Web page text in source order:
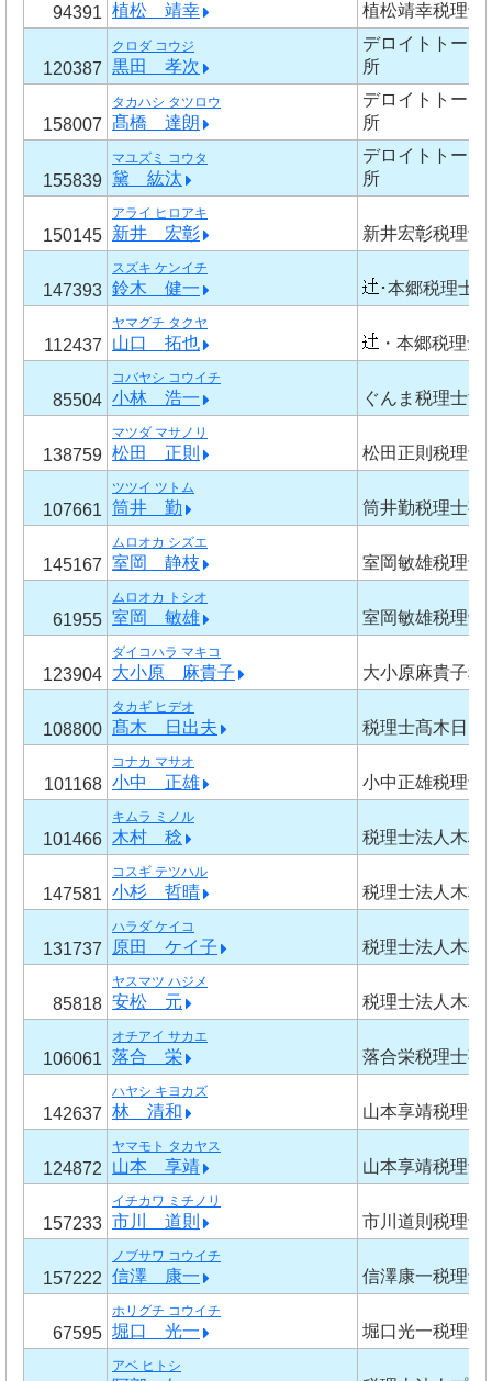
94391 植松 靖幸 植松靖幸税理士
120387
クロダ コウジ
黒田 孝次
デロイトトー
所
158007
タカハシ タツロウ
髙橋 達朗
デロイトトー
所
155839
マユズミ コウタ
黛 紘汰
デロイトトー
所
150145
アライ ヒロアキ
新井 宏彰 新井宏彰税理士
147393
スズキ ケンイチ
鈴木 健一 ･本郷税理士
112437
ヤマグチ タクヤ
山口 拓也 ・本郷税理
85504
コバヤシ コウイチ
小林 浩一 ぐんま税理士法
138759
マツダ マサノリ
松田 正則 松田正則税理士
107661
ツツイ ツトム
筒井 勤 筒井勤税理士事
145167
ムロオカ シズエ
室岡 静枝 室岡敏雄税理士
61955
ムロオカ トシオ
室岡 敏雄 室岡敏雄税理士
123904
ダイコハラ マキコ
大小原 麻貴子 大小原麻貴子税
108800
タカギ ヒデオ
髙木 日出夫 税理士髙木日出
101168
コナカ マサオ
小中 正雄 小中正雄税理士
101466
キムラ ミノル
木村 稔 税理士法人木村
147581
コスギ テツハル
小杉 哲晴 税理士法人木村
131737
ハラダ ケイコ
原田 ケイ子 税理士法人木村
85818
ヤスマツ ハジメ
安松 元 税理士法人木村
106061
オチアイ サカエ
落合 栄 落合栄税理士事
142637
ハヤシ キヨカズ
林 清和 山本享靖税理士
124872
ヤマモト タカヤス
山本 享靖 山本享靖税理士
157233
イチカワ ミチノリ
市川 道則 市川道則税理士
157222
ノブサワ コウイチ
信澤 康一 信澤康一税理士
67595
ホリグチ コウイチ
堀口 光一 堀口光一税理士
アベ ヒトシ